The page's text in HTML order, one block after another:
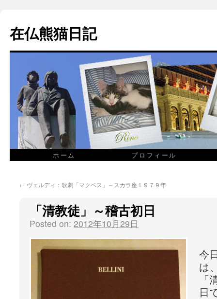
在仏熊猫日記
ホーム プロフィール
← ヴェルディ：歌劇「マクベス」～スカラ座１９７９年
「清教徒」～稽古初日
Posted on: 2012年10月29日
今
は
「
日